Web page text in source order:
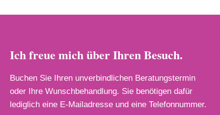
Ich freue mich über Ihren Besuch.
Buchen Sie Ihren unverbindlichen Beratungstermin
oder Ihre Wunschbehandlung. Sie benötigen dafür
lediglich eine E-Mailadresse und eine Telefonnummer.